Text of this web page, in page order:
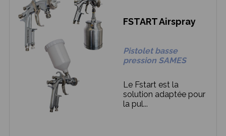
FSTART Airspray
Pistolet basse
pression SAMES
Le Fstart est la
solution adaptée pour
la pul...